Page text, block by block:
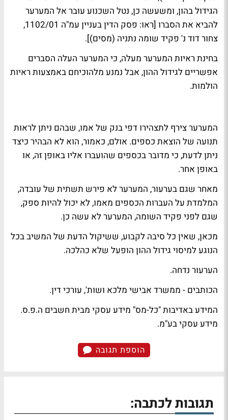
הגידול בהון, ומשעשה כן, נטל השכנוע עובר אל המערער
להביא את הסברו [ראו: פסק הדין בעניין עמ"ה 1102/01,
צחור דוד נ' פקיד שומה נתניה (מסים)].
בחינת ראיות המערער מעלה, כי המערער העלה הסברים
אפשריים לגידול ההון, אבל נמנע מלהוכיחם באמצעות ראיות
הולמות.
המערער צירף לתצהירו דפי בנק של אמו, שבהם ניתן לראות
תנועה של הוצאת כספים. אולם, כאמור, הוא לא הבהיר כיצד
ניתן לדעת, כי מדובר בכספים שהועברו אליו באופן זה, או
באופן אחר.
מאחר שגם בערעור, המערער לא פירש תשתית של עובדה,
המלמדת על העברות הכספים מאמו, לא יכול להיות ספק,
שגם לפני פקיד השומה, המערער לא עשה כן.
מכאן, שאין כל סיבה לקבוע, ששיקול הדעת של המשיב בכל
הנוגע למיסוי גידול ההון הופעל שלא כהלכה.
הערעור נדחה.
הכותבים - ממשרד אבישי מלכא ושות', עורכי דין.
המידע באדיבות "כל-מס" מידע עסקי מבית חשבים ה.פ.ס.
מידע עסקי בע"מ.
הוספת תגובה
תגובות לכתבה: